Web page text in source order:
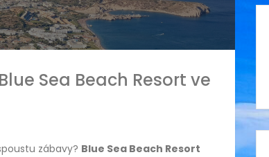
Sea Beach Resort ve
zábavy? Blue Sea Beach Resort